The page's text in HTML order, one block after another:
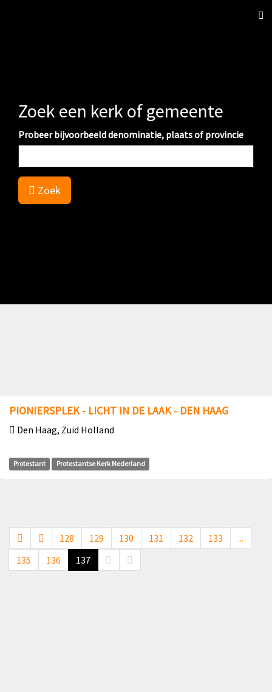
Zoek een kerk of gemeente
Probeer bijvoorbeeld denominatie, plaats of provincie
Zoek
PIONIERSPLEK - LICHT IN DE LAAK - DEN HAAG
Den Haag, Zuid Holland
Protestant Protestantse Kerk Nederland
128 129 130 131 132 133
...
135
136 137